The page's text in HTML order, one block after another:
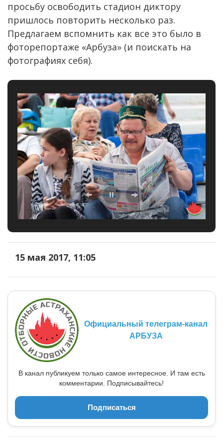
просьбу освободить стадион диктору
пришлось повторить несколько раз.
Предлагаем вспомнить как все это было в
фоторепортаже «Арбуза» (и поискать на
фотографиях себя).
15 мая 2017, 11:05
Официальный телеграм-канал
АРБУЗА
В канал публикуем только самое интересное. И там есть
комментарии. Подписывайтесь!
Подписаться